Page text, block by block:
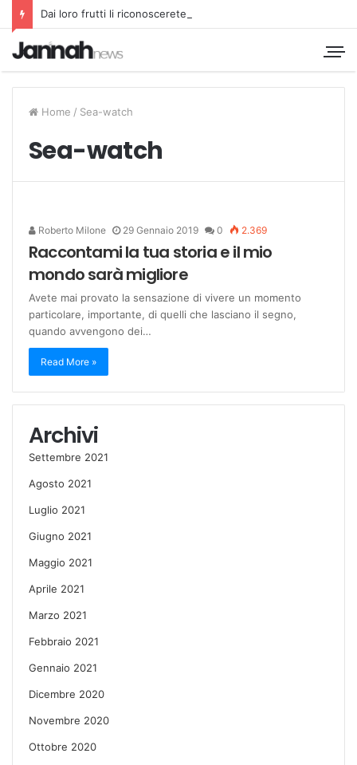
Dai loro frutti li riconoscerete
Home / Sea-watch
Sea-watch
Roberto Milone 29 Gennaio 2019 0 2.369
Raccontami la tua storia e il mio
mondo sarà migliore
Avete mai provato la sensazione di vivere un momento
particolare, importante, di quelli che lasciano il segno,
quando avvengono dei…
Read More »
Archivi
Settembre 2021
Agosto 2021
Luglio 2021
Giugno 2021
Maggio 2021
Aprile 2021
Marzo 2021
Febbraio 2021
Gennaio 2021
Dicembre 2020
Novembre 2020
Ottobre 2020